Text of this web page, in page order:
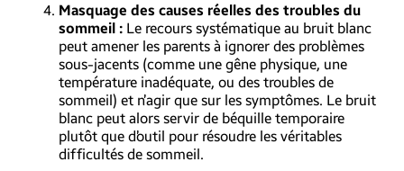
Masquage des causes réelles des troubles du
sommeil : Le recours systématique au bruit blanc
peut amener les parents à ignorer des problèmes
sous-jacents (comme une gêne physique, une
température inadéquate, ou des troubles de
sommeil) et n’agir que sur les symptômes. Le bruit
blanc peut alors servir de béquille temporaire
plutôt que d’outil pour résoudre les véritables
difficultés de sommeil.